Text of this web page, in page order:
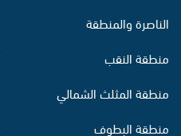
الناصرة والمنطقة
منطقة النقب
منطقة المثلث الشمالي
منطقة البطوف